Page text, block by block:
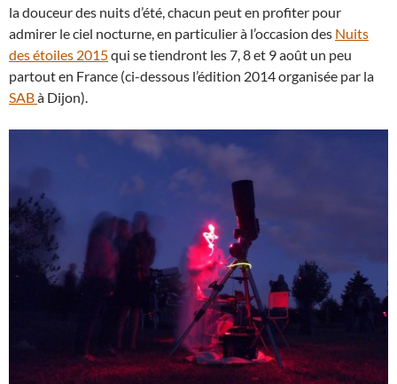
la douceur des nuits d’été, chacun peut en profiter pour
admirer le ciel nocturne, en particulier à l’occasion des Nuits
des étoiles 2015qui se tiendront les 7, 8 et 9 août un peu
partout en France (ci-dessous l’édition 2014 organisée par la
SABà Dijon).